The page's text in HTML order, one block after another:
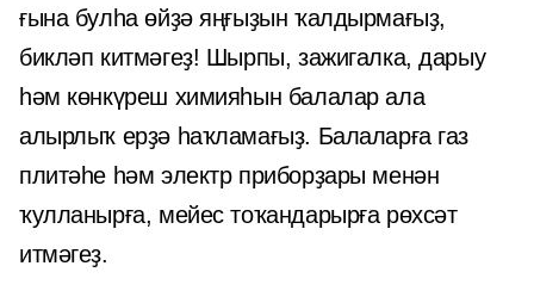
ғына булһа өйҙә яңғыҙын ҡалдырмағыҙ,
бикләп китмәгеҙ! Шырпы, зажигалка, дарыу
һәм көнкүреш химияһын балалар ала
алырлыҡ ерҙә һаҡламағыҙ. Балаларға газ
плитәһе һәм электр приборҙары менән
ҡулланырға, мейес тоҡандарырға рөхсәт
итмәгеҙ.